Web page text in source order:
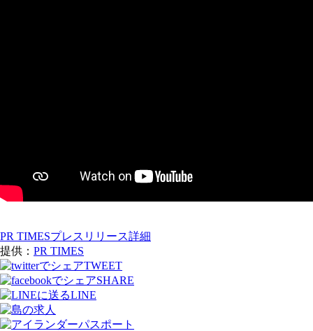
PR TIMESプレスリリース詳細
提供： PR TIMES
TWEET
SHARE
LINE